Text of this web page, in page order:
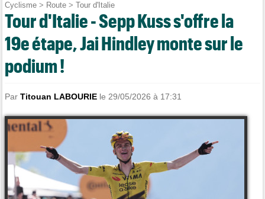
Cyclisme > Route >Tour d'Italie
Tour d'Italie - Sepp Kuss s'offre la
19e étape, Jai Hindley monte sur le
podium !
ParTitouan LABOURIE le 29/05/2026 à 17:31